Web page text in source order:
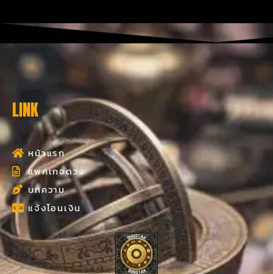
LINK
หน้าแรก
แพคเกจดวง
บทความ
แจ้งโอนเงิน